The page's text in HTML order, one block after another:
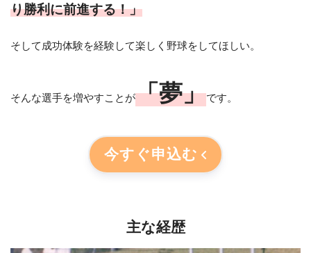
り勝利に前進する！」
そして成功体験を経験して楽しく野球をしてほしい。
そんな選手を増やすことが「夢」です。
今すぐ申込む
主な経歴